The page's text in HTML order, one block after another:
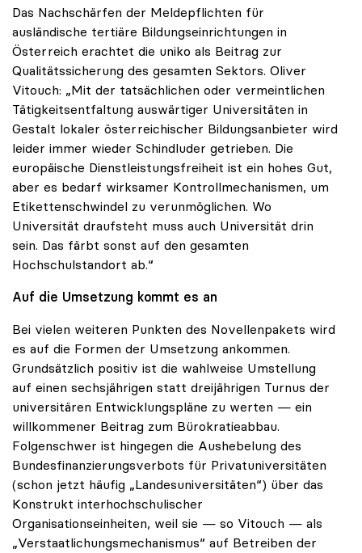
Das Nachschärfen der Meldepflichten für
ausländische tertiäre Bildungseinrichtungen in
Österreich erachtet die uniko als Beitrag zur
Qualitätssicherung des gesamten Sektors. Oliver
Vitouch: „Mit der tatsächlichen oder vermeintlichen
Tätigkeitsentfaltung auswärtiger Universitäten in
Gestalt lokaler österreichischer Bildungsanbieter wird
leider immer wieder Schindluder getrieben. Die
europäische Dienstleistungsfreiheit ist ein hohes Gut,
aber es bedarf wirksamer Kontrollmechanismen, um
Etikettenschwindel zu verunmöglichen. Wo
Universität draufsteht muss auch Universität drin
sein. Das färbt sonst auf den gesamten
Hochschulstandort ab.“
Auf die Umsetzung kommt es an
Bei vielen weiteren Punkten des Novellenpakets wird
es auf die Formen der Umsetzung ankommen.
Grundsätzlich positiv ist die wahlweise Umstellung
auf einen sechsjährigen statt dreijährigen Turnus der
universitären Entwicklungspläne zu werten — ein
willkommener Beitrag zum Bürokratieabbau.
Folgenschwer ist hingegen die Aushebelung des
Bundesfinanzierungsverbots für Privatuniversitäten
(schon jetzt häufig „Landesuniversitäten“) über das
Konstrukt interhochschulischer
Organisationseinheiten, weil sie — so Vitouch — als
„Verstaatlichungsmechanismus“ auf Betreiben der